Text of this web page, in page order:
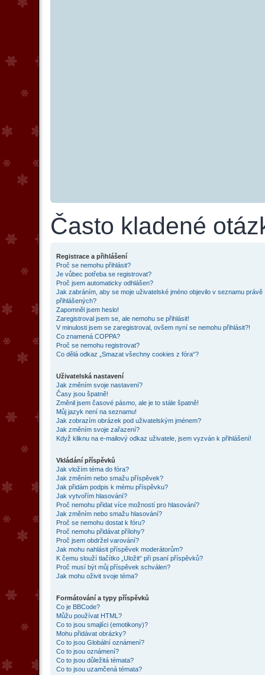
Často kladené
Registrace a přihlášení
Proč se nemohu přihlásit?
Je vůbec potřeba se registrovat?
Proč jsem automaticky odhlášen?
Jak zabráním, aby se moje uživatelské jméno objevilo v seznamu právě
přihlášených?
Zapomněl jsem heslo!
Zaregistroval jsem se, ale nemohu se přihlásit!
V minulosti jsem se zaregistroval, ovšem nyní se nemohu přihlásit?!
Co znamená COPPA?
Proč se nemohu registrovat?
Co dělá odkaz „Smazat všechny cookies z fóra“?
Uživatelská nastavení
Jak změním svoje nastavení?
Časy jsou špatně!
Změnil jsem časové pásmo, ale je to stále špatně!
Můj jazyk není na seznamu!
Jak zobrazím obrázek pod uživatelským jménem?
Jak změním svoje zařazení?
Když kliknu na e-mailový odkaz uživatele, jsem vyzván k přihlášení!
Vkládání příspěvků
Jak vložím téma do fóra?
Jak změním nebo smažu příspěvek?
Jak přidám podpis k mému příspěvku?
Jak vytvořím hlasování?
Proč nemohu přidat více možností pro hlasování?
Jak změním nebo smažu hlasování?
Proč se nemohu dostat k fóru?
Proč nemohu přidávat přílohy?
Proč jsem obdržel varování?
Jak mohu nahlásit příspěvek moderátorům?
K čemu slouží tlačítko „Uložit“ při psaní příspěvků?
Proč musí být můj příspěvek schválen?
Jak mohu oživit svoje téma?
Formátování a typy příspěvků
Co je BBCode?
Můžu používat HTML?
Co to jsou smajlíci (emotikony)?
Mohu přidávat obrázky?
Co to jsou Globální oznámení?
Co to jsou oznámení?
Co to jsou důležitá témata?
Co to jsou uzamčená témata?